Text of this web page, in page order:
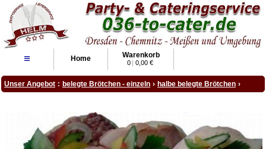
≡ Home Warenkorb
0 | 0,00 €
Unser Angebot : belegte Brötchen - einzeln › halbe belegte Brötchen ›